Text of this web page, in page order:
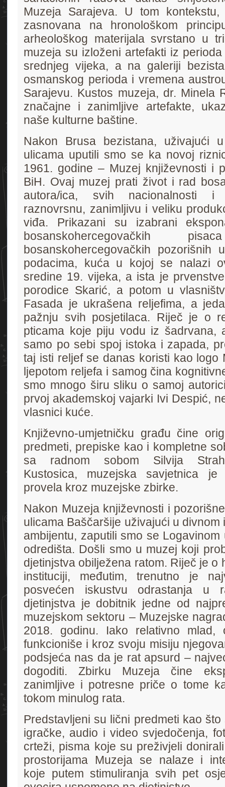
Muzeja Sarajeva. U tom
zasnovana na hronološkom
arheološkog materijala svrstano u
muzeja su izloženi artefakti iz
srednjeg vijeka, a na galeriji
osmanskog perioda i vremena
Sarajevu. Kustos muzeja, dr. Minela
značajne i zanimljive artefakte,
naše kulturne baštine.
Nakon Brusa bezistana, uživajući
ulicama uputili smo se ka novoj
1961. godine – Muzej književnosti i
BiH. Ovaj muzej prati život i rad
autora/ica, svih nacionalnosti i
raznovrsnu, zanimljivu i veliku
viđa. Prikazani su izabrani
bosanskohercegovačkih
bosanskohercegovačkih pozorišnih
podacima, kuća u kojoj se nalazi
sredine 19. vijeka, a ista je
porodice Skarić, a potom u
Fasada je ukrašena reljefima, a
pažnju svih posjetilaca. Riječ je o
pticama koje piju vodu iz šadrvana,
samo po sebi spoj istoka i zapada,
taj isti reljef se danas koristi kao logo
ljepotom reljefa i samog čina
smo mnogo širu sliku o samoj
prvoj akademskoj vajarki Ivi Despić,
vlasnici kuće.
Književno-umjetničku građu čine
predmeti, prepiske kao i kompletne
sa radnom sobom Silvija
Kustosica, muzejska savjetnica je
provela kroz muzejske zbirke.
Nakon Muzeja književnosti i
ulicama Baščaršije uživajući u divnom
ambijentu, zaputili smo se
odredišta. Došli smo u muzej koji
djetinjstva obilježena ratom. Riječ je o
instituciji, međutim, trenutno je
posvećen iskustvu odrastanja u
djetinjstva je dobitnik jedne od
muzejskom sektoru – Muzejske
2018. godinu. Iako relativno mlad,
funkcioniše i kroz svoju misiju
podsjeća nas da je rat apsurd –
dogoditi. Zbirku Muzeja čine
zanimljive i potresne priče o tome
tokom minulog rata.
Predstavljeni su lični predmeti kao
igračke, audio i video svjedočenja,
crteži, pisma koje su preživjeli
prostorijama Muzeja se nalaze i
koje putem stimuliranja svih pet